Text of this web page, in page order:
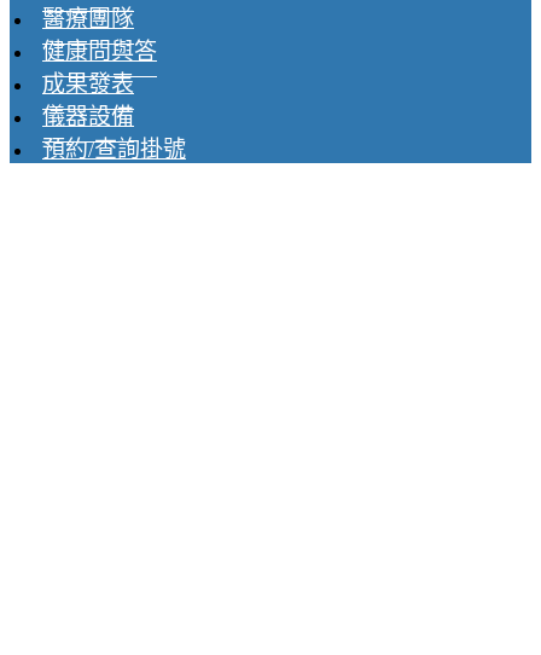
醫療團隊
健康問與答
成果發表
儀器設備
預約/查詢掛號